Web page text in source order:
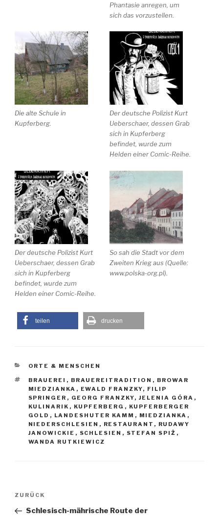
Phantasie anregen, um
sich das vorzustellen.
Die alte Schule in
Kupferberg.
Der deutsche Polizist Kurt
Ueberschaer, dessen Grab
sich in Kupferberg
befindet, wurde zum
Helden einer Comic-Reihe.
Der deutsche Polizist Kurt
Ueberschaer, dessen Grab
sich in Kupferberg
befindet, wurde zum
Helden einer Comic-Reihe.
So sah die Stadt vor dem
Zweiten Krieg aus (Quelle:
www.polska-org.pl).
teilen drucken
KATEGORIEN
ORTE & MENSCHEN
SCHLAGWÖRTER
BRAUEREI , BRAUEREITRADITION , BROWAR
MIEDZIANKA , EWALD FRANZKY, FILIP
SPRINGER , GEORG FRANZKY, JELENIA GÓRA ,
KULINARIK , KUPFERBERG , KUPFERBERGER
GOLD , LANDESHUTER KAMM , MIEDZIANKA ,
NIEDERSCHLESIEN , RESTAURANT , RUDAWY
JANOWICKIE , SCHLESIEN , STEFAN SPIŻ ,
WANDA RUTKIEWICZ
Beitragsnavigation
Vorheriger
Beitrag
ZURÜCK
Schlesisch-mährische Route der